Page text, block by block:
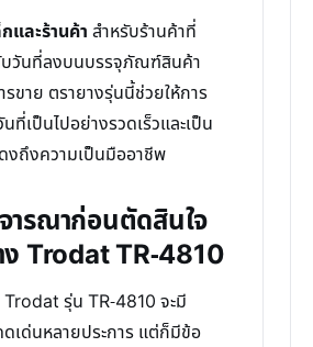
และร้านค้า สำหรับร้านค้าที่
บวันที่ลงบนบรรจุภัณฑ์สินค้า
รขาย ตรายางรุ่นนี้ช่วยให้การ
ที่เป็นไปอย่างรวดเร็วและเป็น
งถึงความเป็นมืออาชีพ
ารณาก่อนตัดสินใจ
ง Trodat TR-4810
Trodat รุ่น TR-4810 จะมี
เด่นหลายประการ แต่ก็มีข้อ